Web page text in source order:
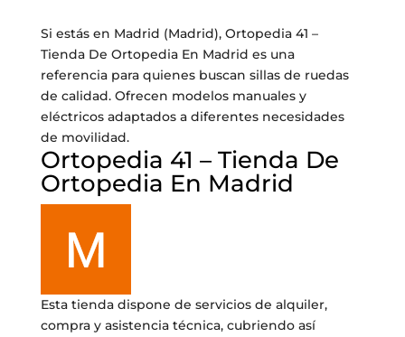
Si estás en Madrid (Madrid), Ortopedia 41 –
Tienda De Ortopedia En Madrid es una
referencia para quienes buscan sillas de ruedas
de calidad. Ofrecen modelos manuales y
eléctricos adaptados a diferentes necesidades
de movilidad.
Ortopedia 41 – Tienda De
Ortopedia En Madrid
Esta tienda dispone de servicios de alquiler,
compra y asistencia técnica, cubriendo así